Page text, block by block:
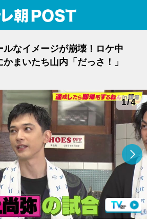
ルなイメージが崩壊！ロケ中
まいたち山内「だっさ！」
1/4